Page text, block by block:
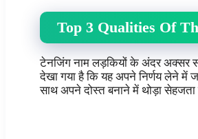
Top 3 Qualities Of
टेनजिंग नाम लड़कियों के अंदर अक्सर
देखा गया है कि यह अपने निर्णय लेने में
साथ अपने दोस्त बनाने में थोड़ा सेहजता